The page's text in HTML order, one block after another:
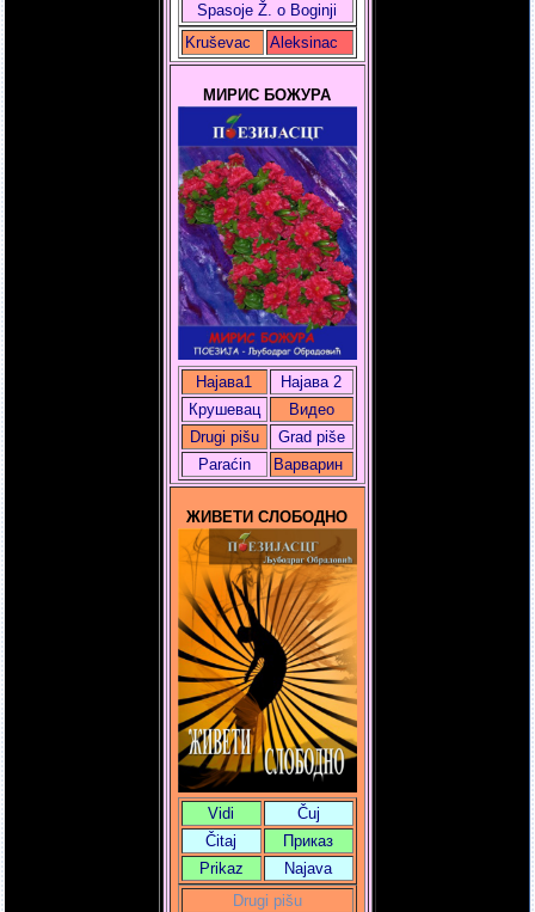
Spasoje Ž. o Boginji
Kruševac
Aleksinac
МИРИС БОЖУРА
Најава1
Најава 2
Крушевац
Видео
Drugi pišu
Grad piše
Paraćin
Варварин
ЖИВЕТИ СЛОБОДНО
Vidi
Čuj
Čitaj
Приказ
Prikaz
Najava
Drugi pišu